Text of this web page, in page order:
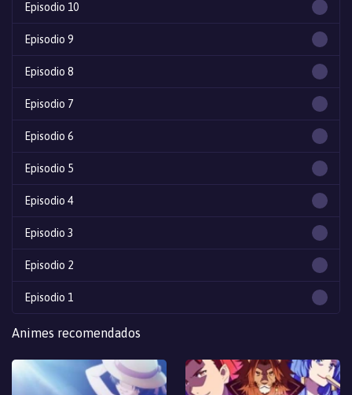
Episodio 10
Episodio 9
Episodio 8
Episodio 7
Episodio 6
Episodio 5
Episodio 4
Episodio 3
Episodio 2
Episodio 1
Animes recomendados